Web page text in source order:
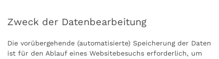
Zweck der Datenbearbeitung
Die vorübergehende (automatisierte) Speicherung der Daten
ist für den Ablauf eines Websitebesuchs erforderlich, um